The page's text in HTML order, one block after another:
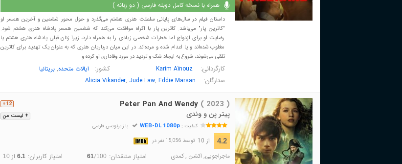
همراه با نسخه کامل دوبله فارسی ( دو زبانه )
داستان فیلم در سال‌های پایانی سلطنت هنری هشتم می‌گذرد و حول محور ششمین و آخرین همسر او
"کاترین پار" می‌باشد. کاترین پار با اکراه موافقت می‌کند که ششمین همسر پادشاه هنری هشتم شود.
رضایت او برای ازدواج اما خطرات شخصی زیادی را به همراه دارد، زیرا زنان قبلی پادشاه هنری هشتم یا
مغلوب شده‌‌‌اند و یا اعدام شده و مرده‌اند. در این میان درباریان هنری که به عنوان یک تهدید برای کاترین
تلقی می‌شوند، شروع به ایجاد شک و تردید در مورد وفاداری او کرده و ...
کارگردانی:Karim Aïnouz کشور: ایالات متحده, بریتانیا
ستارگان: Alicia Vikander, Jude Law, Eddie Marsan
+ لیست من
12+ Peter Pan And Wendy( 2023 )
پیتر پن و وندی
کیفیت :WEB-DL 1080p با زیرنویس فارسی
4.2 از 10 توسط 15,056 نفر در
ماجراجویی, اکشن ,کمدی امتیاز منتقدان: 61/100 امتیاز کاربران: 6.1 از 10